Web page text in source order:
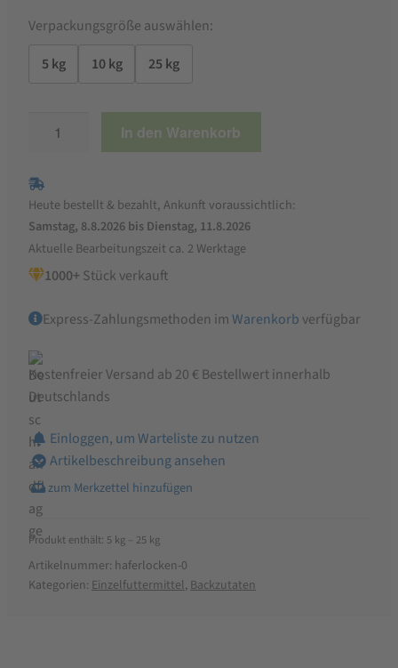
Verpackungsgröße auswählen:
5 kg
10 kg 25 kg
kernig
In den Warenkorb
Heute bestellt & bezahlt, Ankunft voraussichtlich:
Samstag, 8.8.2026 bis Dienstag, 11.8.2026
Aktuelle Bearbeitungszeit ca. 2 Werktage
1000+Stück verkauft
Express-Zahlungsmethoden imWarenkorb verfügbar
Kostenfreier Versand ab 20 € Bestellwert innerhalb
Deutschlands
Einloggen, um Warteliste zu nutzen
Artikelbeschreibung ansehen
Produkt enthält: 5 kg – 25 kg
Artikelnummer: haferlocken-0
Kategorien: Einzelfuttermittel, Backzutaten